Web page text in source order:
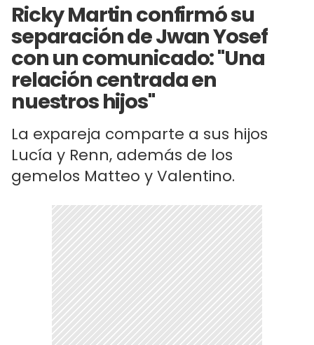
Ricky Martin confirmó su
separación de Jwan Yosef
con un comunicado: "Una
relación centrada en
nuestros hijos"
La expareja comparte a sus hijos
Lucía y Renn, además de los
gemelos Matteo y Valentino.